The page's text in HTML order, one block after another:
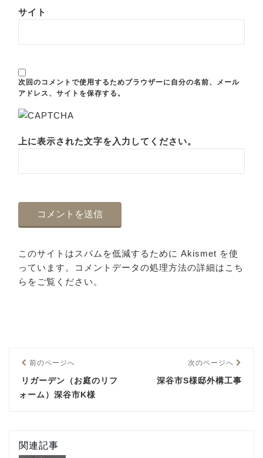
サイト
次回のコメントで使用するためブラウザーに自分の名前、メール
アドレス、サイトを保存する。
上に表示された文字を入力してください。
このサイトはスパムを低減するために Akismet を使
っています。
コメントデータの処理方法の詳細はこち
らをご覧ください 。
前のページへ
リガーデン（お庭のリフ
ォーム）深谷市K様
次のページへ
深谷市S様邸外構工事
関連記事